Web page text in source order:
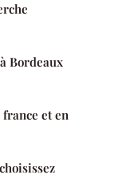
Bordeaux
et en